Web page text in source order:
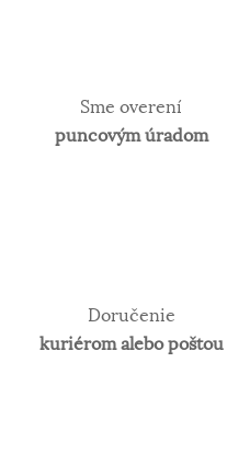
Sme overení
puncovým úradom
Doručenie
kuriérom alebo poštou